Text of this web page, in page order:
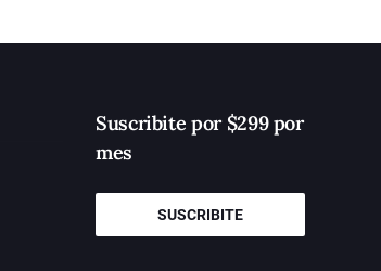
Suscribite por $299 por
mes
SUSCRIBITE